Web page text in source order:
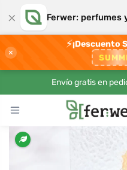
× Ferwer: perfumes
×
⚡¡Descuento
Envío gratis en